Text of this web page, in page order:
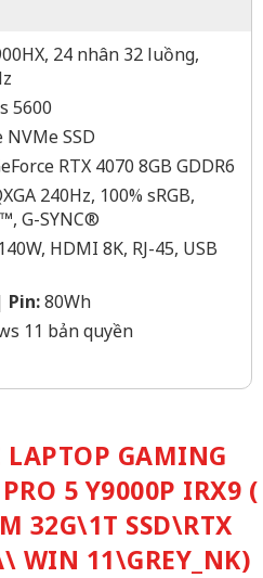
24 nhân 32 luồng,
5600
NVMe SSD
RTX 4070 8GB GDDR6
240Hz, 100% sRGB,
G-SYNC®
HDMI 8K, RJ-45, USB
Pin:80Wh
11 bản quyền
GAMING
5 Y9000P IRX9 (
32G\1T SSD\RTX
WIN 11\GREY_NK)